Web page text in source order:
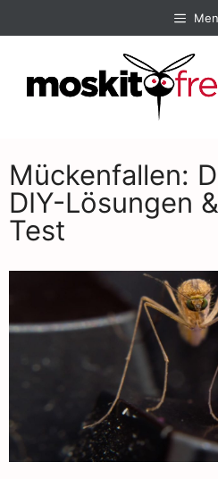
Mückenfallen:
DIY-Lösungen
Test